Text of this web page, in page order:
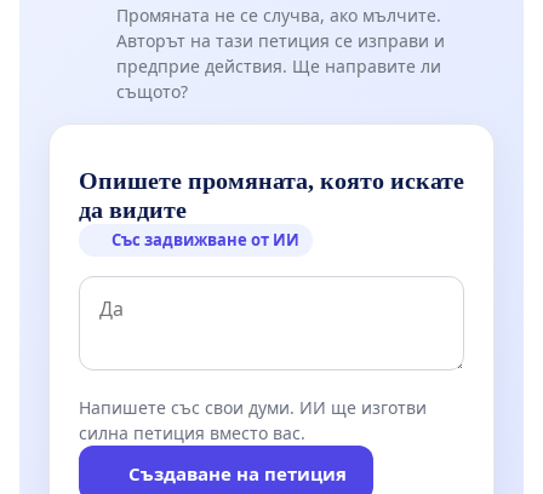
Промяната не се случва, ако мълчите.
Авторът на тази петиция се изправи и
предприе действия. Ще направите ли
същото?
Опишете промяната, която искате
да видите
Със задвижване от ИИ
Напишете със свои думи. ИИ ще изготви
силна петиция вместо вас.
Създаване на петиция